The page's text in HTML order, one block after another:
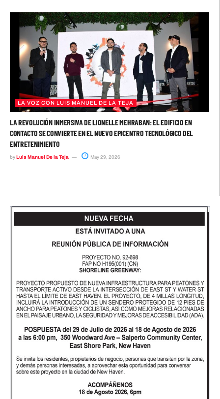
LA VOZ CON LUIS MANUEL DE LA TEJA
LA REVOLUCIÓN INMERSIVA DE LIONELLE MEHRABAN: EL EDIFICIO EN
CONTACTO SE CONVIERTE EN EL NUEVO EPICENTRO TECNOLÓGICO DEL
ENTRETENIMIENTO
byLuis Manuel De la Teja May 29, 2026